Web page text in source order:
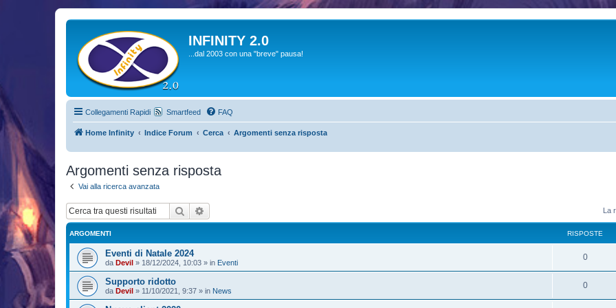
INFINITY 2.0
...dal 2003 con una "breve" pausa!
Collegamenti Rapidi Smartfeed FAQ
Home Infinity Indice Forum Cerca Argomenti senza risposta
Argomenti senza risposta
Vai alla ricerca avanzata
Cerca La
ARGOMENTI RISPOSTE
Eventi di Natale 2024
da Devil » 18/12/2024, 10:03 » in Eventi
0
Supporto ridotto
da Devil » 11/10/2021, 9:37 » in News
0